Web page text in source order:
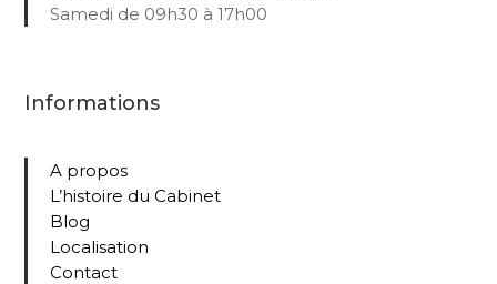
Samedi de 09h30 à 17h00
Informations
A propos
L’histoire du Cabinet
Blog
Localisation
Contact